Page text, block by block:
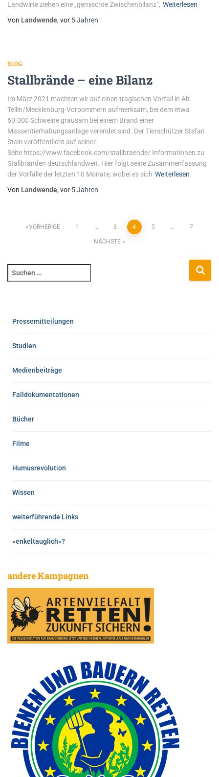
Landwirte ziehen eine „gemischte Zwischenbilanz“, Weiterlesen
Von Landwende, vor 5 Jahren
BLOG
Stallbrände – eine Bilanz
Im März 2021 machten wir auf einen tragischen Vorfall in Alt
Tellin/Mecklenburg-Vorpommern aufmerksam, bei dem etwa
60.000 Schweine grausam bei einem Brand einer
Massentierhaltungsanlage verendet sind. Der Tierschützer Stefan
Stein veröffentlicht auf seiner
Seite https://www.facebook.com/stallbraende/ Informationen zu
Stallbränden deutschlandweit. Hier folgt seine Zusammenfassung
der Vorfälle der letzten 10 Monate, wobei es sich Weiterlesen
Von Landwende, vor 5 Jahren
VORHERIGE 1 … 3 4 5 … 7
NÄCHSTE
Pressemitteilungen
Studien
Medienbeiträge
Falldokumentationen
Bücher
Filme
Humusrevolution
Wissen
weiterführende Links
»enkeltauglich«?
andere Kampagnen